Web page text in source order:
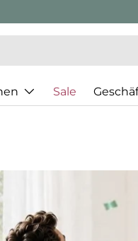
Sale